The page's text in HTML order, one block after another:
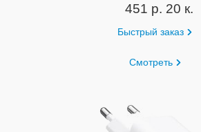
451 р. 20 к.
Быстрый заказ
Смотреть